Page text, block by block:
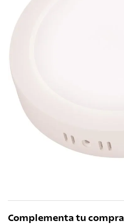
Complementa tu compra